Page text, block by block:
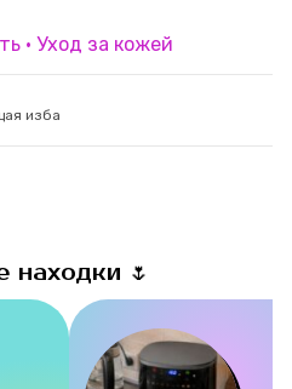
Уход за кожей
изба
🌷